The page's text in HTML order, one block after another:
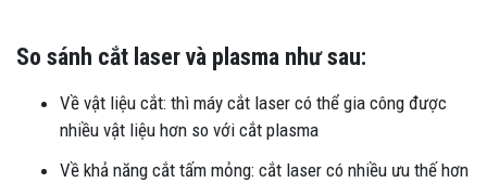
So sánh cắt laser và plasma như sau:
Về vật liệu cắt: thì máy cắt laser có thể gia công được
nhiều vật liệu hơn so với cắt plasma
Về khả năng cắt tấm mỏng: cắt laser có nhiều ưu thế hơn